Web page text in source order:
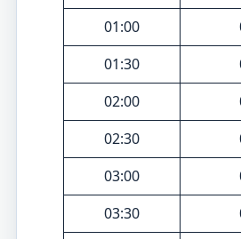
01:00
01:30
02:00
02:30
03:00
03:30